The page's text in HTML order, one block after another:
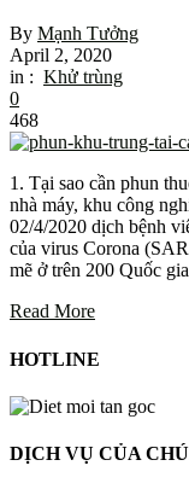
By Mạnh Tưởng
April 2, 2020
in : Khử trùng
0
468
1. Tại sao cần phun
nhà máy, khu công
02/4/2020 dịch bệnh
của virus Corona
mẽ ở trên 200 Quốc
Read More
HOTLINE
DỊCH VỤ CỦA